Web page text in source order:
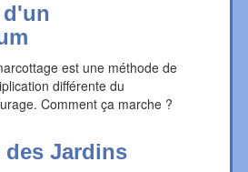
d'un
est une méthode de
différente du
Comment ça marche ?
Jardins